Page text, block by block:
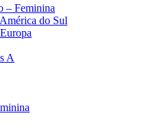
– Feminina
do Sul
A